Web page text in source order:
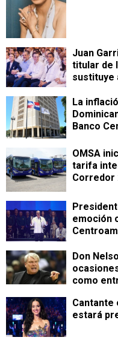
Juan
titular de
sustituye
La
Banco
OMSA
tarifa
Corredor
emoción
Don
como
Cantante
estará